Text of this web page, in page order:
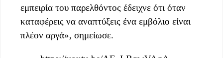
εμπειρία του παρελθόντος έδειχνε ότι όταν
καταφέρεις να αναπτύξεις ένα εμβόλιο είναι
πλέον αργά», σημείωσε.